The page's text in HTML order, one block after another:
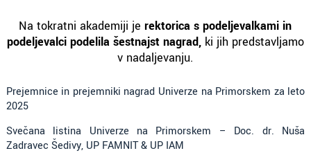
Na tokratni akademiji jerektorica s podeljevalkami in
podeljevalci podelila šestnajst nagrad,ki jih predstavljamo
v nadaljevanju.
Prejemnice in prejemniki nagrad Univerze na Primorskem za leto
2025
Svečana listina Univerze na Primorskem – Doc. dr. Nuša
Zadravec Šedivy, UP FAMNIT & UP IAM